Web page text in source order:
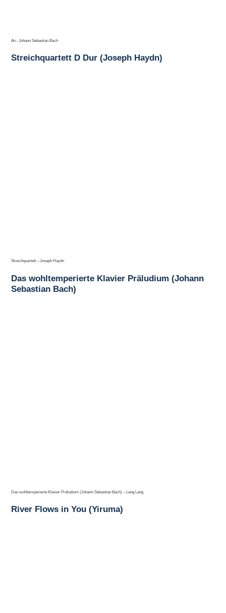
Air- Johann Sebastian Bach
Streichquartett D Dur (Joseph Haydn)
Streichquartett – Joseph Haydn
Das wohltemperierte Klavier Präludium (Johann
Sebastian Bach)
Das wohltemperierte Klavier Präludium (Johann Sebastian Bach) – Lang Lang
River Flows in You (Yiruma)